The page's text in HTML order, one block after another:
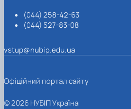
(044) 258-42-63
(044) 527-83-08
vstup@nubip.edu.ua
Офіційний портал сайту
© 2026 НУБІП Україна